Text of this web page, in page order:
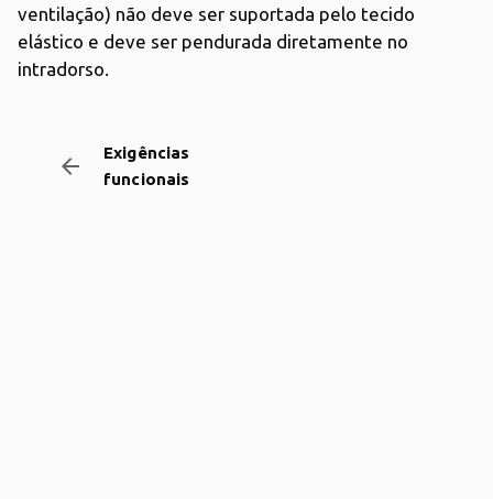
Exigências
funcionais
arrow_backward
ventilação) não deve ser suportada pelo tecido
elástico e deve ser pendurada diretamente no
intradorso.